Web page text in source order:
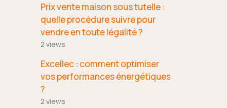
Prix vente maison sous tutelle :
quelle procédure suivre pour
vendre en toute légalité ?
2 views
Excellec : comment optimiser
vos performances énergétiques
?
2 views